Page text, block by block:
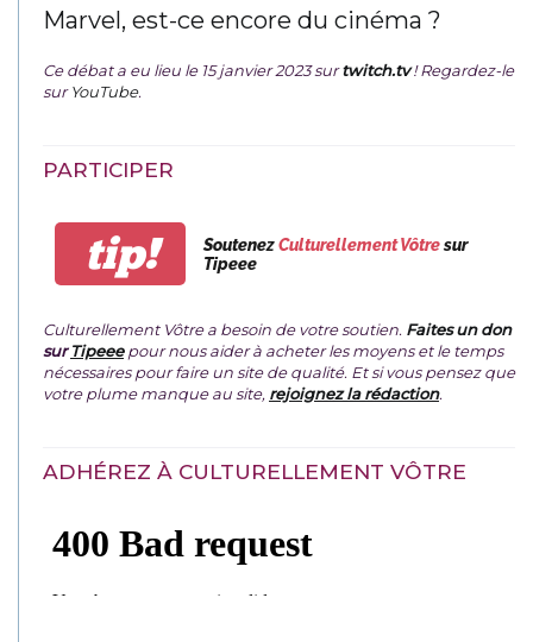
Marvel, est-ce encore du cinéma ?
Ce débat a eu lieu le 15 janvier 2023 surtwitch.tv ! Regardez-le
surYouTube.
PARTICIPER
tip! SoutenezCulturellement Vôtresur
Tipeee
Culturellement Vôtre a besoin de votre soutien. Faites un don
surTipeeepour nous aider à acheter les moyens et le temps
nécessaires pour faire un site de qualité. Et si vous pensez que
votre plume manque au site, rejoignez la rédaction.
ADHÉREZ À CULTURELLEMENT VÔTRE